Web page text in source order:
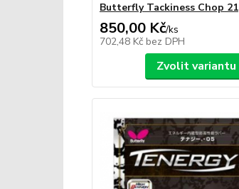
Butterfly Tackiness Chop 21
850,00 Kč/ks
702,48 Kč bez DPH
Zvolit variantu